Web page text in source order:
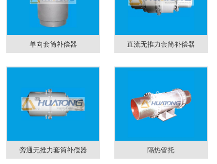
单向套筒补偿器 直流无推力套筒补偿器
旁通无推力套筒补偿器 隔热管托